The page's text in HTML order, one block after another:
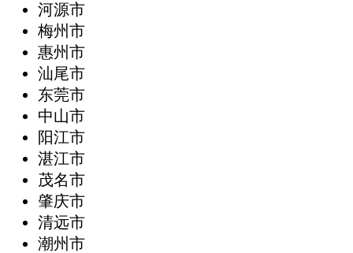
河源市
梅州市
惠州市
汕尾市
东莞市
中山市
阳江市
湛江市
茂名市
肇庆市
清远市
潮州市